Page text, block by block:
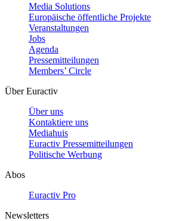
Media Solutions
Europäische öffentliche Projekte
Veranstaltungen
Jobs
Agenda
Pressemitteilungen
Members’ Circle
Über Euractiv
Über uns
Kontaktiere uns
Mediahuis
Euractiv Pressemitteilungen
Politische Werbung
Abos
Euractiv Pro
Newsletters